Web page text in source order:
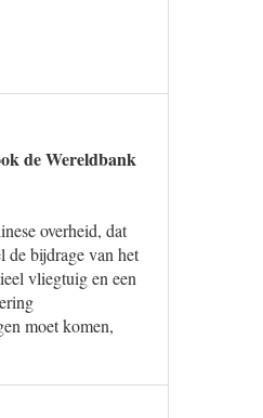
de Wereldbank
overheid, dat
de bijdrage van het
vliegtuig en een
moet komen,